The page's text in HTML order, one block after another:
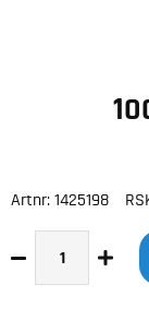
Artnr: 1425198